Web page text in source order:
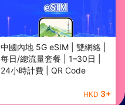
中國內地 5G eSIM | 雙網絡 |
每日/總流量套餐 | 1–30日 |
24小時計費 | QR Code
HKD 3+